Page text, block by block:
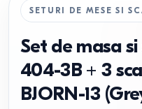
SETURI DE MESE SI
Set de masa si
404-3B + 3
BJORN-13